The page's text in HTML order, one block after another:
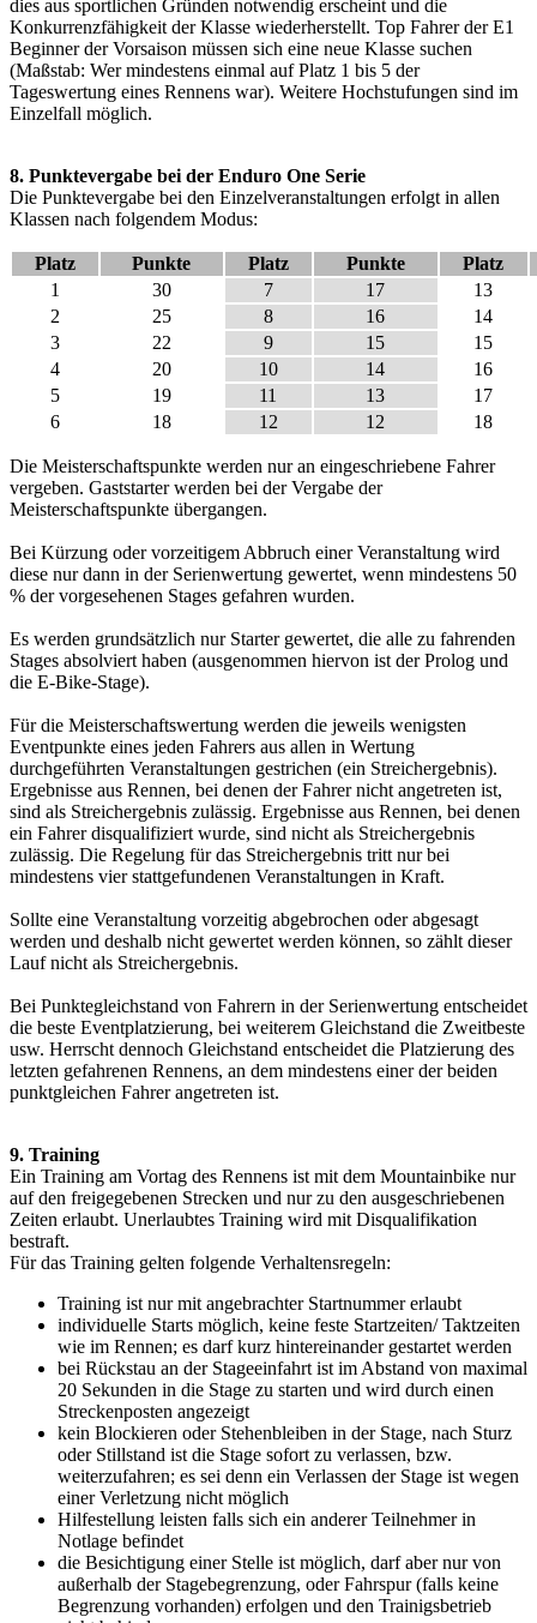
dies aus sportlichen Gründen notwendig erscheint und die
Konkurrenzfähigkeit der Klasse wiederherstellt. Top Fahrer der E1
Beginner der Vorsaison müssen sich eine neue Klasse suchen
(Maßstab: Wer mindestens einmal auf Platz 1 bis 5 der
Tageswertung eines Rennens war). Weitere Hochstufungen sind im
Einzelfall möglich.
8. Punktevergabe bei der Enduro One Serie
Die Punktevergabe bei den Einzelveranstaltungen erfolgt in allen
Klassen nach folgendem Modus:
Platz Punkte Platz Punkte
Platz
1
30 7 17
13
2
25 8 16
14
3
22 9 15
15
4
20 10 14
16
5
19 11 13
17
6
18 12 12 18
Die Meisterschaftspunkte werden nur an eingeschriebene Fahrer
vergeben. Gaststarter werden bei der Vergabe der
Meisterschaftspunkte übergangen.
Bei Kürzung oder vorzeitigem Abbruch einer Veranstaltung wird
diese nur dann in der Serienwertung gewertet, wenn mindestens 50
% der vorgesehenen Stages gefahren wurden.
Es werden grundsätzlich nur Starter gewertet, die alle zu fahrenden
Stages absolviert haben (ausgenommen hiervon ist der Prolog und
die E-Bike-Stage).
Für die Meisterschaftswertung werden die jeweils wenigsten
Eventpunkte eines jeden Fahrers aus allen in Wertung
durchgeführten Veranstaltungen gestrichen (ein Streichergebnis).
Ergebnisse aus Rennen, bei denen der Fahrer nicht angetreten ist,
sind als Streichergebnis zulässig. Ergebnisse aus Rennen, bei denen
ein Fahrer disqualifiziert wurde, sind nicht als Streichergebnis
zulässig. Die Regelung für das Streichergebnis tritt nur bei
mindestens vier stattgefundenen Veranstaltungen in Kraft.
Sollte eine Veranstaltung vorzeitig abgebrochen oder abgesagt
werden und deshalb nicht gewertet werden können, so zählt dieser
Lauf nicht als Streichergebnis.
Bei Punktegleichstand von Fahrern in der Serienwertung entscheidet
die beste Eventplatzierung, bei weiterem Gleichstand die Zweitbeste
usw. Herrscht dennoch Gleichstand entscheidet die Platzierung des
letzten gefahrenen Rennens, an dem mindestens einer der beiden
punktgleichen Fahrer angetreten ist.
9. Training
Ein Training am Vortag des Rennens ist mit dem Mountainbike nur
auf den freigegebenen Strecken und nur zu den ausgeschriebenen
Zeiten erlaubt. Unerlaubtes Training wird mit Disqualifikation
bestraft.
Für das Training gelten folgende Verhaltensregeln:
Training ist nur mit angebrachter Startnummer erlaubt
individuelle Starts möglich, keine feste Startzeiten/ Taktzeiten
wie im Rennen; es darf kurz hintereinander gestartet werden
bei Rückstau an der Stageeinfahrt ist im Abstand von maximal
20 Sekunden in die Stage zu starten und wird durch einen
Streckenposten angezeigt
kein Blockieren oder Stehenbleiben in der Stage, nach Sturz
oder Stillstand ist die Stage sofort zu verlassen, bzw.
weiterzufahren; es sei denn ein Verlassen der Stage ist wegen
einer Verletzung nicht möglich
Hilfestellung leisten falls sich ein anderer Teilnehmer in
Notlage befindet
die Besichtigung einer Stelle ist möglich, darf aber nur von
außerhalb der Stagebegrenzung, oder Fahrspur (falls keine
Begrenzung vorhanden) erfolgen und den Trainigsbetrieb